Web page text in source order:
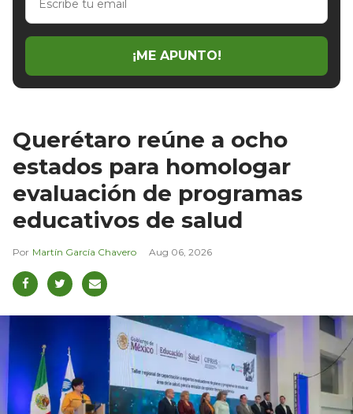
email
¡ME APUNTO!
Querétaro reúne a ocho
estados para homologar
evaluación de programas
educativos de salud
Martín García Chavero Aug 06, 2026